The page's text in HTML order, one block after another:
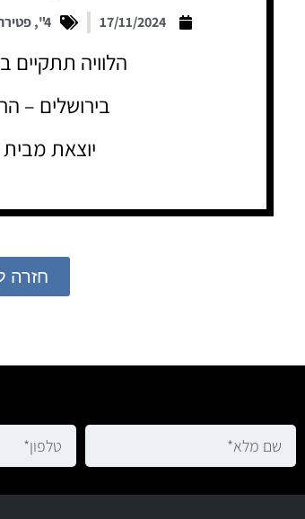
17/11/2024
4"
,
הלוויה תתקיים
בירושלים –
יוצאת
חזרה